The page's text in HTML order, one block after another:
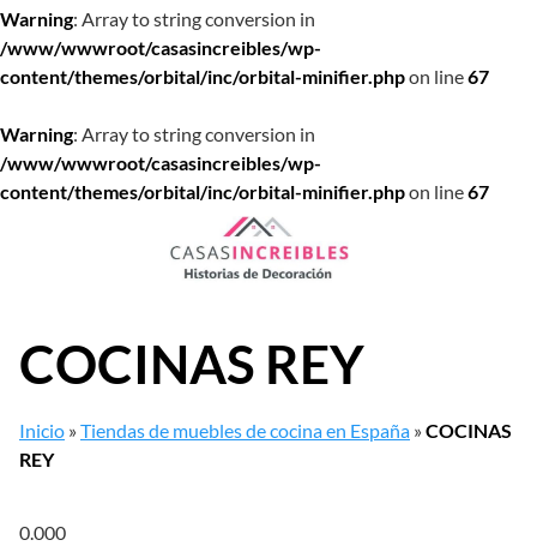
Warning: Array to string conversion in
/www/wwwroot/casasincreibles/wp-
content/themes/orbital/inc/orbital-minifier.phpon line67
Warning: Array to string conversion in
/www/wwwroot/casasincreibles/wp-
content/themes/orbital/inc/orbital-minifier.phpon line67
COCINAS REY
Inicio »Tiendas de muebles de cocina en España »COCINAS
REY
0.000